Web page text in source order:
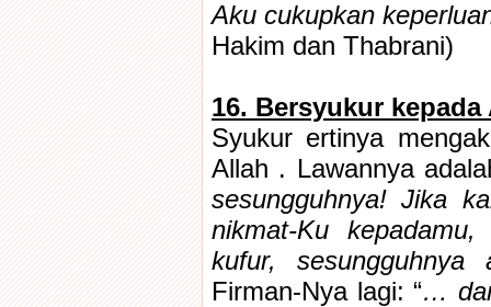
Aku cukupkan
Hakim dan Thabrani)
16. Bersyukur kepada
Syukur ertinya
Allah . Lawannya
sesungguhnya! Jika
nikmat-Ku
kufur, sesungguhnya
Firman-Nya lagi: “…